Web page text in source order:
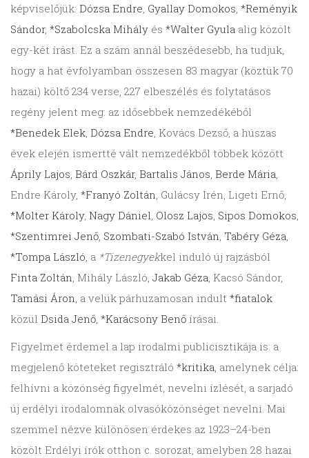
képviselőjük: Dózsa Endre, Gyallay Domokos, *Reményik
Sándor, *Szabolcska Mihály és *Walter Gyula alig közölt
egy-két írást. Ez a szám annál beszédesebb, ha tudjuk,
hogy a hat évfolyamban összesen 83 magyar (köztük 70
hazai) költő 234 verse, 227 elbeszélés és folytatásos
regény jelent meg: az idősebbek nemzedékéből
*Benedek Elek, Dózsa Endre, Kovács Dezső, a húszas
évek elején ismertté vált nemzedékből többek között
Áprily Lajos, Bárd Oszkár, Bartalis János, Berde Mária,
Endre Károly, *Franyó Zoltán, Gulácsy Irén, Ligeti Ernő,
*Molter Károly, Nagy Dániel, Olosz Lajos, Sipos Domokos,
*Szentimrei Jenő, Szombati-Szabó István, Tabéry Géza,
*Tompa László, a *Tizenegyekkel induló új rajzásból
Finta Zoltán, Mihály László, Jakab Géza, Kacsó Sándor,
Tamási Áron, a velük párhuzamosan indult *fiatalok
közül Dsida Jenő, *Karácsony Benő írásai.
Figyelmet érdemel a lap irodalmi publicisztikája is: a
megjelenő köteteket regisztráló *kritika, amelynek célja:
felhívni a közönség figyelmét, nevelni ízlését, a sarjadó
új erdélyi irodalomnak olvasóközönséget nevelni. Mai
szemmel nézve különösen érdekes az 1923–24-ben
közölt Erdélyi írók otthon c. sorozat, amelyben 28 hazai